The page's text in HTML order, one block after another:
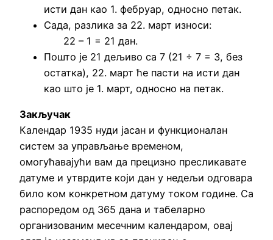
исти дан као 1. фебруар, односно петак.
Сада, разлика за 22. март износи:
22 – 1 = 21 дан.
Пошто је 21 дељиво са 7 (21 ÷ 7 = 3, без
остатка), 22. март ће пасти на исти дан
као што је 1. март, односно на петак.
Закључак
Календар 1935 нуди јасан и функционалан
систем за управљање временом,
омогућавајући вам да прецизно пресликавате
датуме и утврдите који дан у недељи одговара
било ком конкретном датуму током године. Са
распоредом од 365 дана и табеларно
организованим месечним календаром, овај